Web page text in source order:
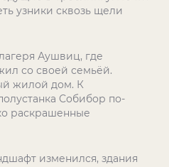
узники сквозь щели
Аушвиц, где
со своей семьёй.
жилой дом. К
Собибор по-
раскрашенные
изменился, здания